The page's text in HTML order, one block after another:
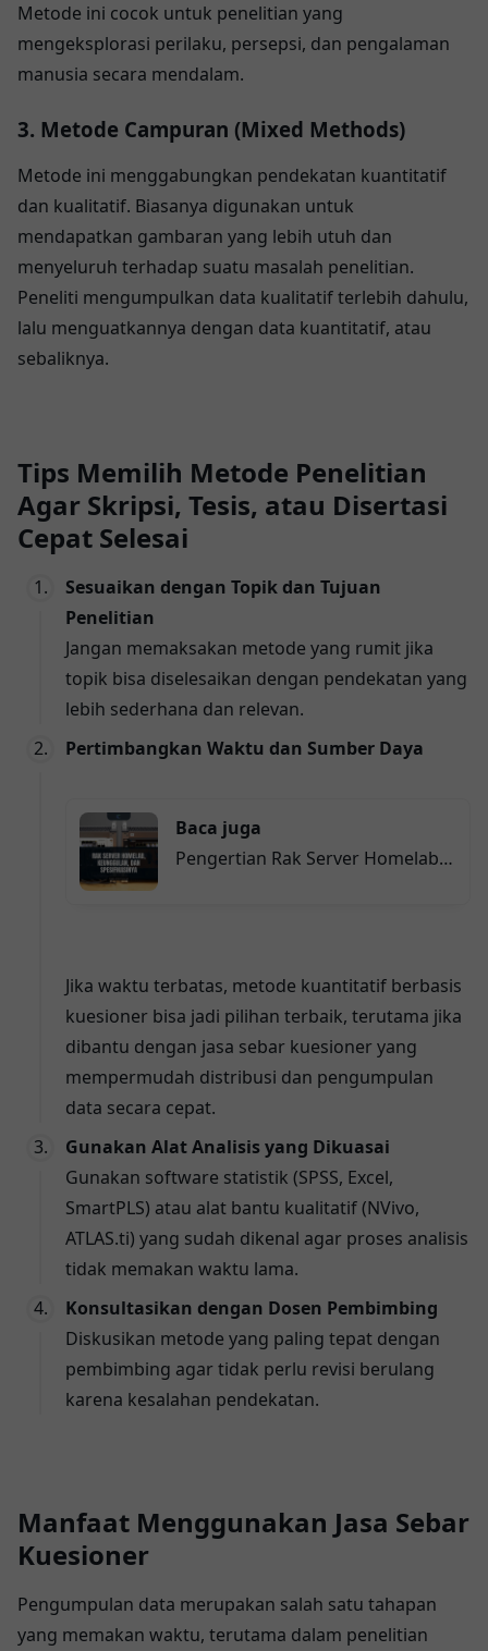
Metode ini cocok untuk penelitian yang
mengeksplorasi perilaku, persepsi, dan pengalaman
manusia secara mendalam.
3. Metode Campuran (Mixed Methods)
Metode ini menggabungkan pendekatan kuantitatif
dan kualitatif. Biasanya digunakan untuk
mendapatkan gambaran yang lebih utuh dan
menyeluruh terhadap suatu masalah penelitian.
Peneliti mengumpulkan data kualitatif terlebih dahulu,
lalu menguatkannya dengan data kuantitatif, atau
sebaliknya.
Tips Memilih Metode Penelitian
Agar Skripsi, Tesis, atau Disertasi
Cepat Selesai
Sesuaikan dengan Topik dan Tujuan
Penelitian
Jangan memaksakan metode yang rumit jika
topik bisa diselesaikan dengan pendekatan yang
lebih sederhana dan relevan.
Pertimbangkan Waktu dan Sumber Daya
Baca juga
Pengertian Rak Server Homelab,
Jika waktu terbatas, metode kuantitatif berbasis
kuesioner bisa jadi pilihan terbaik, terutama jika
dibantu dengan jasa sebar kuesioner yang
mempermudah distribusi dan pengumpulan
data secara cepat.
Gunakan Alat Analisis yang Dikuasai
Gunakan software statistik (SPSS, Excel,
SmartPLS) atau alat bantu kualitatif (NVivo,
ATLAS.ti) yang sudah dikenal agar proses analisis
tidak memakan waktu lama.
Konsultasikan dengan Dosen Pembimbing
Diskusikan metode yang paling tepat dengan
pembimbing agar tidak perlu revisi berulang
karena kesalahan pendekatan.
Manfaat Menggunakan Jasa Sebar
Kuesioner
Pengumpulan data merupakan salah satu tahapan
yang memakan waktu, terutama dalam penelitian